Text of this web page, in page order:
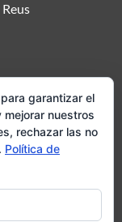
hora i
garantizar el
nuestros
rechazar las no
Política de